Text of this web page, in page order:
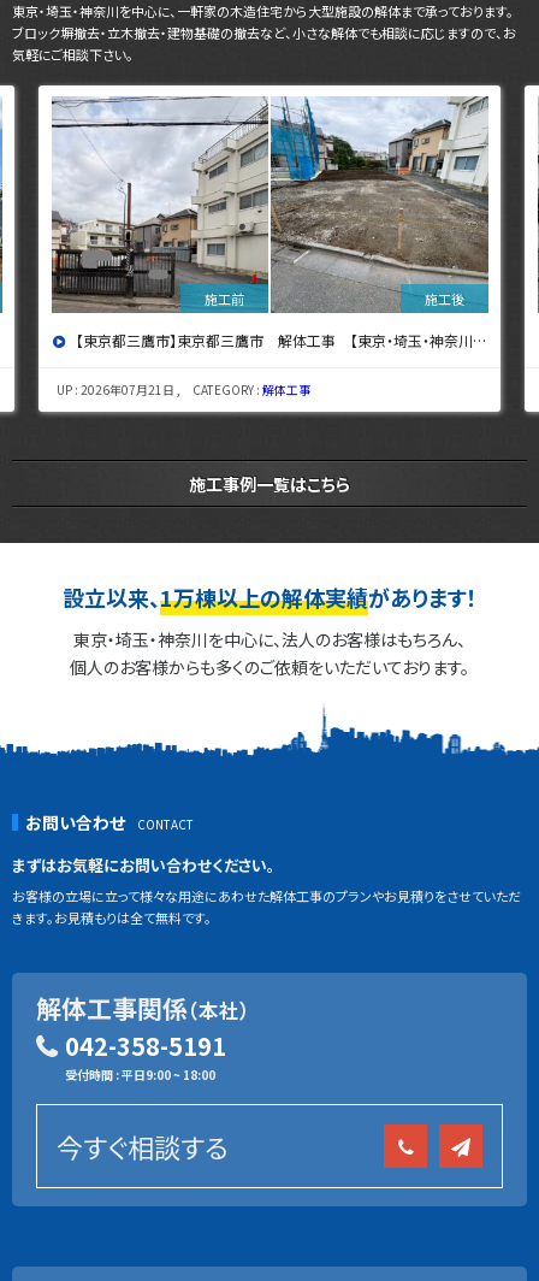
東京・埼玉・神奈川を中心に、一軒家の木造住宅から大型施設の解体まで承っております。
ブロック塀撤去・立木撤去・建物基礎の撤去など、小さな解体でも相談に応じますので、お
気軽にご相談下さい。
【東京都国分寺市】東京都国分寺市 解体工事 【東京・埼玉・神奈川の解体工事なら東央建設へ】
UP : 2026年07月15日 , CATEGORY :解体工事
施工事例一覧はこちら
設立以来、1万棟以上の解体実績があります！
東京・埼玉・神奈川を中心に、法人のお客様はもちろん、
個人のお客様からも多くのご依頼をいただいております。
お問い合わせ
まずはお気軽にお問い合わせください。
お客様の立場に立って様々な用途にあわせた解体工事のプランやお見積りをさせていただ
きます。お見積もりは全て無料です。
解体工事関係（本社）
042-358-5191
受付時間 : 平日9:00 ~ 18:00
今すぐ相談する